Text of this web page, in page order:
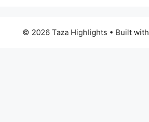
© 2026 Taza Highlights • Built with